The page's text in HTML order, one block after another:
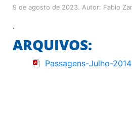
9 de agosto de 2023. Autor: Fabio
.
ARQUIVOS:
Passagens-Julho-2014